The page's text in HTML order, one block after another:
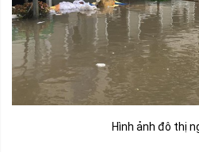
Hình ảnh đô thị